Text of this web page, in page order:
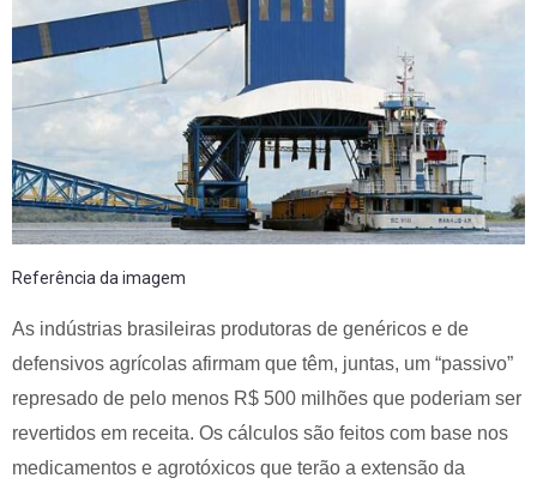
Referência da imagem
As indústrias brasileiras produtoras de genéricos e de
defensivos agrícolas afirmam que têm, juntas, um “passivo”
represado de pelo menos R$ 500 milhões que poderiam ser
revertidos em receita. Os cálculos são feitos com base nos
medicamentos e agrotóxicos que terão a extensão da